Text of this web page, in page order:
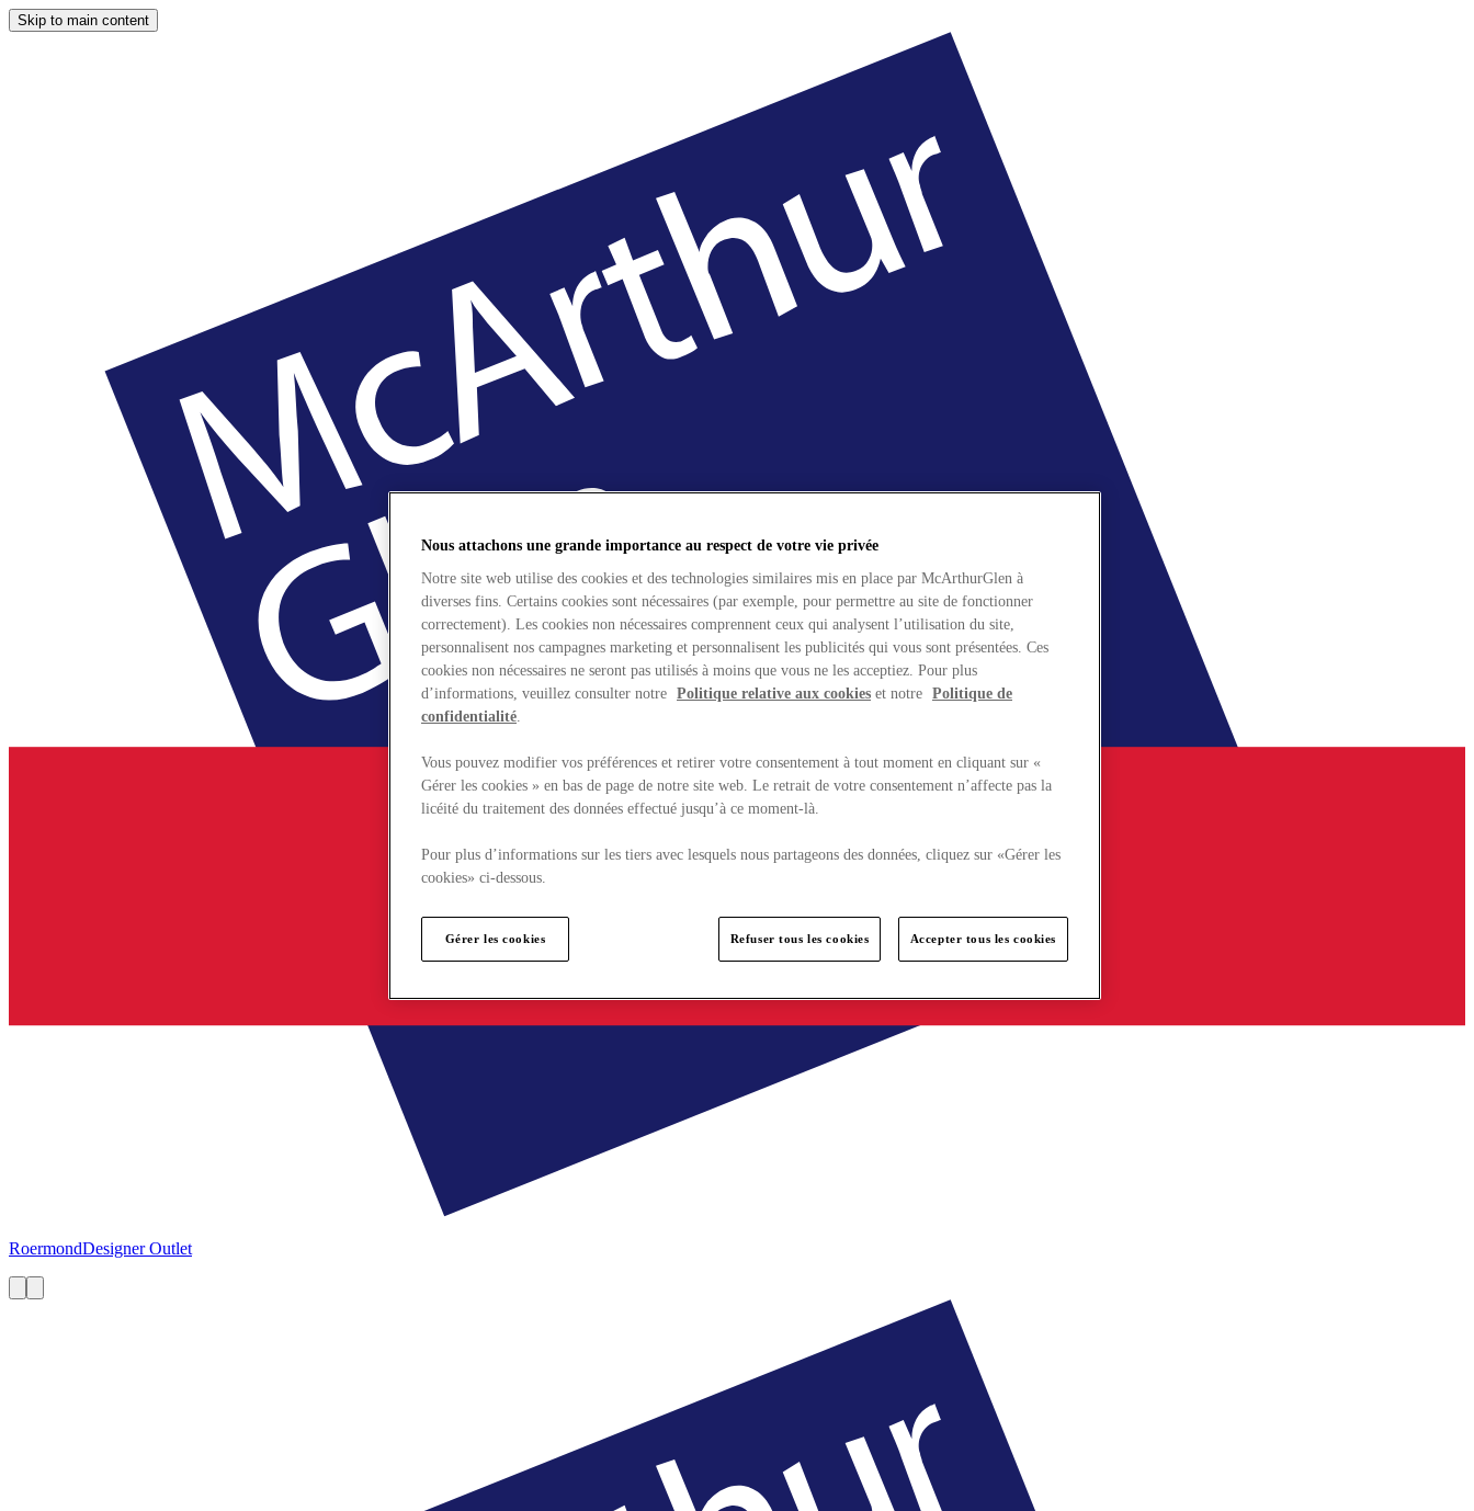
Skip to main content
RoermondDesigner Outlet
Nous attachons une grande importance au respect de votre vie privée
Notre site web utilise des cookies et des technologies similaires mis en place par McArthurGlen à
diverses fins. Certains cookies sont nécessaires (par exemple, pour permettre au site de fonctionner
correctement). Les cookies non nécessaires comprennent ceux qui analysent l’utilisation du site,
personnalisent nos campagnes marketing et personnalisent les publicités qui vous sont présentées. Ces
cookies non nécessaires ne seront pas utilisés à moins que vous ne les acceptiez. Pour plus
d’informations, veuillez consulter notre Politique relative aux cookies et notre Politique de
confidentialité.
Vous pouvez modifier vos préférences et retirer votre consentement à tout moment en cliquant sur «
Gérer les cookies » en bas de page de notre site web. Le retrait de votre consentement n’affecte pas la
licéité du traitement des données effectué jusqu’à ce moment-là.
Pour plus d’informations sur les tiers avec lesquels nous partageons des données, cliquez sur «Gérer les
cookies» ci-dessous.
Gérer les cookies Refuser tous les cookies Accepter tous les cookies